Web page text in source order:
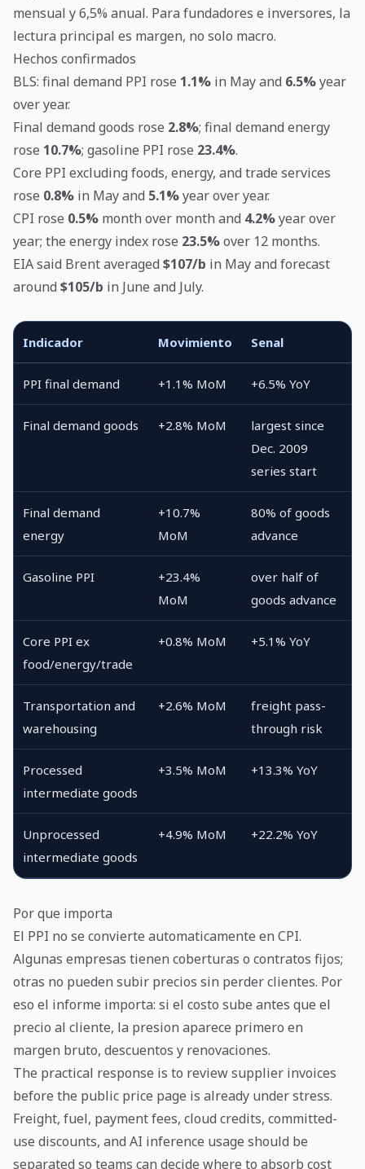
mensual y 6,5% anual. Para fundadores e inversores, la
lectura principal es margen, no solo macro.
Hechos confirmados
BLS: final demand PPI rose 1.1% in May and 6.5%year
over year.
Final demand goods rose 2.8%; final demand energy
rose 10.7%; gasoline PPI rose 23.4%.
Core PPI excluding foods, energy, and trade services
rose 0.8% in May and 5.1%year over year.
CPI rose 0.5% month over month and 4.2%year over
year; the energy index rose 23.5%over 12 months.
EIA said Brent averaged $107/b in May and forecast
around $105/b in June and July.
Indicador Movimiento Senal
PPI final demand +1.1% MoM +6.5% YoY
Final demand goods +2.8% MoM
largest since
Dec. 2009
series start
Final demand
energy
+10.7%
MoM
80% of goods
advance
Gasoline PPI
+23.4%
MoM
over half of
goods advance
Core PPI ex
food/energy/trade
+0.8% MoM +5.1% YoY
Transportation and
warehousing
+2.6% MoM
freight pass-
through risk
Processed
intermediate goods
+3.5% MoM +13.3% YoY
Unprocessed
intermediate goods
+4.9% MoM +22.2% YoY
Por que importa
El PPI no se convierte automaticamente en CPI.
Algunas empresas tienen coberturas o contratos fijos;
otras no pueden subir precios sin perder clientes. Por
eso el informe importa: si el costo sube antes que el
precio al cliente, la presion aparece primero en
margen bruto, descuentos y renovaciones.
The practical response is to review supplier invoices
before the public price page is already under stress.
Freight, fuel, payment fees, cloud credits, committed-
use discounts, and AI inference usage should be
separated so teams can decide where to absorb cost